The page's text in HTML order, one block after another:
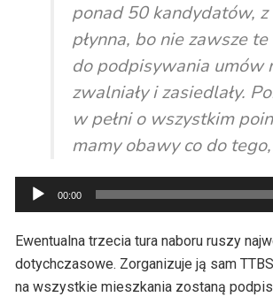
ponad 50 kandydatów,
płynna, bo nie zawsze
do podpisywania umów
zwalniały i zasiedlały.
w pełni o wszystkim
mamy obawy co do
Odtwarzacz
plików
dźwiękowych
00:00
Ewentualna trzecia tura naboru ruszy
dotychczasowe. Zorganizuje ją sam
na wszystkie mieszkania zostaną